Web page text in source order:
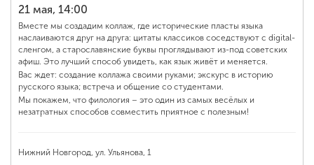
21 мая, 14:00
Вместе мы создадим коллаж, где исторические пласты языка
наслаиваются друг на друга: цитаты классиков соседствуют с digital-
сленгом, а старославянские буквы проглядывают из-под советских
афиш. Это лучший способ увидеть, как язык живёт и меняется.
Вас ждет: создание коллажа своими руками; экскурс в историю
русского языка; встреча и общение со студентами.
Мы покажем, что филология – это один из самых весёлых и
незатратных способов совместить приятное с полезным!
Нижний Новгород, ул. Ульянова, 1